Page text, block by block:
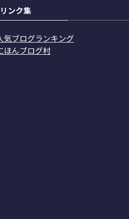
リンク集
気ブログランキング
ほんブログ村